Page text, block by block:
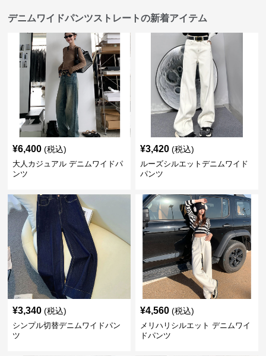
デニムワイドパンツストレートの新着アイテム
¥6,400 (税込)
大人カジュアル デニムワイドパ
ンツ
¥3,420 (税込)
ルーズシルエットデニムワイド
パンツ
¥3,340 (税込)
シンプル切替デニムワイドパン
ツ
¥4,560 (税込)
メリハリシルエット デニムワイ
ドパンツ